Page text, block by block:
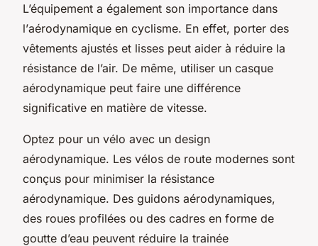
L’équipement a également son importance dans
l’aérodynamique en cyclisme. En effet, porter des
vêtements ajustés et lisses peut aider à réduire la
résistance de l’air. De même, utiliser un casque
aérodynamique peut faire une différence
significative en matière de vitesse.
Optez pour un vélo avec un design
aérodynamique. Les vélos de route modernes sont
conçus pour minimiser la résistance
aérodynamique. Des guidons aérodynamiques,
des roues profilées ou des cadres en forme de
goutte d’eau peuvent réduire la trainée